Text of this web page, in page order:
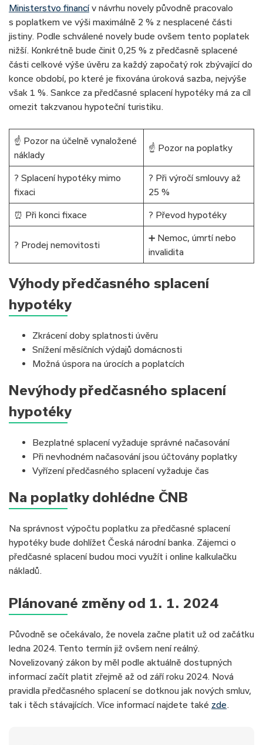
Ministerstvo financív návrhu novely původně pracovalo
s poplatkem ve výši maximálně 2 % z nesplacené části
jistiny. Podle schválené novely bude ovšem tento poplatek
nižší. Konkrétně bude činit 0,25 % z předčasně splacené
části celkové výše úvěru za každý započatý rok zbývající do
konce období, po které je fixována úroková sazba, nejvýše
však 1 %. Sankce za předčasné splacení hypotéky má za cíl
omezit takzvanou hypoteční turistiku.
☝️ Pozor na účelně vynaložené
náklady
☝️ Pozor na poplatky
? Splacení hypotéky mimo
fixaci
? Při výročí smlouvy až
25 %
⏰ Při konci fixace ? Převod hypotéky
? Prodej nemovitosti
➕ Nemoc, úmrtí nebo
invalidita
Výhody předčasného splacení
hypotéky
Zkrácení doby splatnosti úvěru
Snížení měsíčních výdajů domácnosti
Možná úspora na úrocích a poplatcích
Nevýhody předčasného splacení
hypotéky
Bezplatné splacení vyžaduje správné načasování
Při nevhodném načasování jsou účtovány poplatky
Vyřízení předčasného splacení vyžaduje čas
Na poplatky dohlédne ČNB
Na správnost výpočtu poplatku za předčasné splacení
hypotéky bude dohlížet Česká národní banka. Zájemci o
předčasné splacení budou moci využít i online kalkulačku
nákladů.
Plánované změny od 1. 1. 2024
Původně se očekávalo, že novela začne platit už od začátku
ledna 2024. Tento termín již ovšem není reálný.
Novelizovaný zákon by měl podle aktuálně dostupných
informací začít platit zřejmě až od září roku 2024. Nová
pravidla předčasného splacení se dotknou jak nových smluv,
tak i těch stávajících. Více informací najdete také zde.